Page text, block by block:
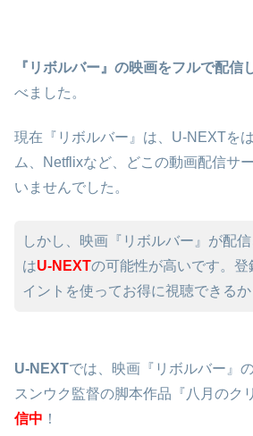
『リボルバー』の映画をフルで配信
べました。
現在『リボルバー』は、U-NEXTを
ム、Netflixなど、どこの動画配信サ
いませんでした。
しかし、映画『リボルバー』が配
はU-NEXTの可能性が高いです。登
イントを使ってお得に視聴できるか
U-NEXTでは、映画『リボルバー』
スンウク監督の脚本作品『八月のク
信中 ！